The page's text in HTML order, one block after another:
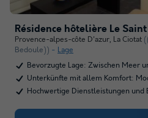
Résidence hôtelière Le
Provence-alpes-côte D'azur, La Ciotat
Bedoule))
Lage
Bevorzugte Lage: Zwischen Meer
Unterkünfte mit allem Komfort:
Hochwertige Dienstleistungen und